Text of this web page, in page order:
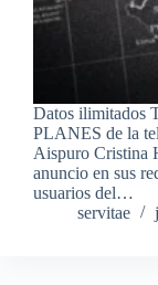
Datos ilimitados
PLANES de la
Aispuro Cristina
anuncio en sus
usuarios del…
servitae